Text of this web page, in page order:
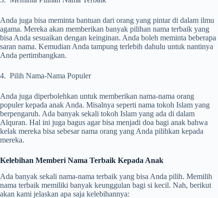
Anda juga bisa meminta bantuan dari orang yang pintar di dalam ilmu
agama. Mereka akan memberikan banyak pilihan nama terbaik yang
bisa Anda sesuaikan dengan keinginan. Anda boleh meminta beberapa
saran nama. Kemudian Anda tampung terlebih dahulu untuk nantinya
Anda pertimbangkan.
4. Pilih Nama-Nama Populer
Anda juga diperbolehkan untuk memberikan nama-nama orang
populer kepada anak Anda. Misalnya seperti nama tokoh Islam yang
berpengaruh. Ada banyak sekali tokoh Islam yang ada di dalam
Alquran. Hal ini juga bagus agar bisa menjadi doa bagi anak bahwa
kelak mereka bisa sebesar nama orang yang Anda pilihkan kepada
mereka.
Kelebihan Memberi Nama Terbaik Kepada Anak
Ada banyak sekali nama-nama terbaik yang bisa Anda pilih. Memilih
nama terbaik memiliki banyak keunggulan bagi si kecil. Nah, berikut
akan kami jelaskan apa saja kelebihannya: